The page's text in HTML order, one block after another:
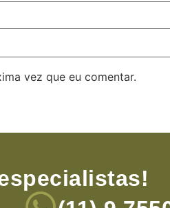
vez que eu comentar.